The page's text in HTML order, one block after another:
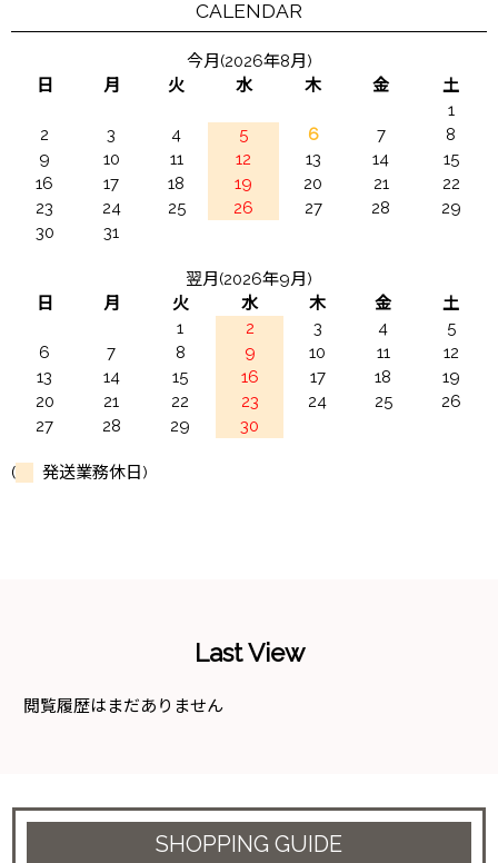
CALENDAR
今月(2026年8月)
日
月 火 水 木 金
土
1
2
3 4 5 6 7
8
9
10 11 12 13 14
15
16
17 18 19 20 21
22
23
24 25 26 27 28
29
30
31
翌月(2026年9月)
日
月 火 水 木 金
土
1
2 3 4
5
6
7 8 9 10 11
12
13
14 15 16 17 18
19
20
21 22 23 24 25
26
27
28 29 30
( 発送業務休日)
Last View
閲覧履歴はまだありません
SHOPPING GUIDE